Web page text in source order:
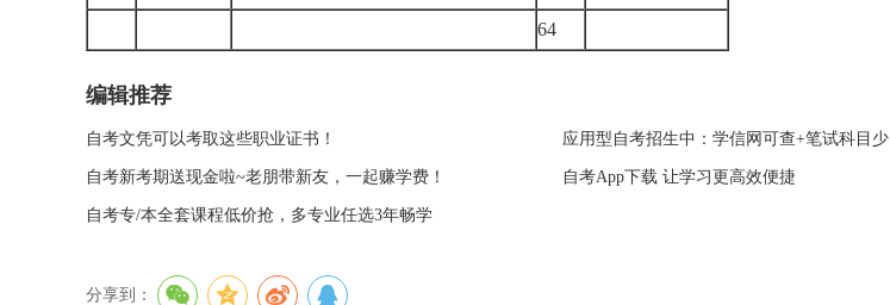
64
编辑推荐
自考文凭可以考取这些职业证书！ 应用型自考招生中：学信网可查+笔试科目少
自考新考期送现金啦~老朋带新友，一起赚学费！ 自考App下载 让学习更高效便捷
自考专/本全套课程低价抢，多专业任选3年畅学
分享到：